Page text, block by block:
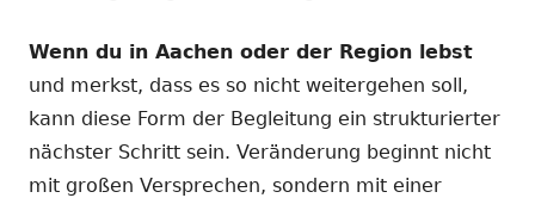
Wenn du in Aachen oder der Region lebst
und merkst, dass es so nicht weitergehen soll,
kann diese Form der Begleitung ein strukturierter
nächster Schritt sein. Veränderung beginnt nicht
mit großen Versprechen, sondern mit einer